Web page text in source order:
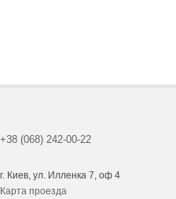
+38 (068) 242-00-22
г. Киев, ул. Илленка 7, оф 4
Карта проезда